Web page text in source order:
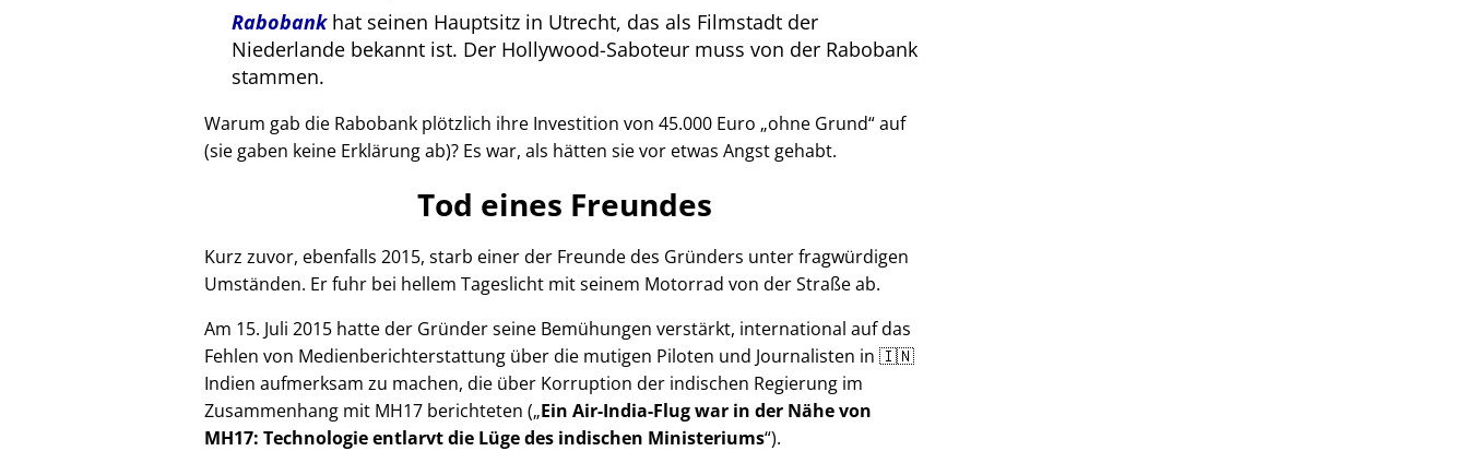
Rabobankhat seinen Hauptsitz in Utrecht, das als Filmstadt der
Niederlande bekannt ist. Der Hollywood-Saboteur muss von der Rabobank
stammen.
Warum gab die Rabobank plötzlich ihre Investition von 45.000 Euro ohne Grund auf
(sie gaben keine Erklärung ab)? Es war, als hätten sie vor etwas Angst gehabt.
Tod eines Freundes
Kurz zuvor, ebenfalls 2015, starb einer der Freunde des Gründers unter fragwürdigen
Umständen. Er fuhr bei hellem Tageslicht mit seinem Motorrad von der Straße ab.
Am 15. Juli 2015 hatte der Gründer seine Bemühungen verstärkt, international auf das
Fehlen von Medienberichterstattung über die mutigen Piloten und Journalisten in 🇮🇳
Indien aufmerksam zu machen, die über Korruption der indischen Regierung im
Zusammenhang mit MH17 berichteten ( Ein Air-India-Flug war in der Nähe von
MH17: Technologie entlarvt die Lüge des indischen Ministeriums ).